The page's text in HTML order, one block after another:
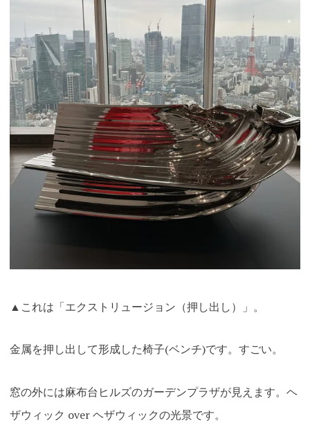
▲これは「エクストリュージョン（押し出し）」。
金属を押し出して形成した椅子(ベンチ)です。すごい。
窓の外には麻布台ヒルズのガーデンプラザが見えます。ヘ
ザウィック over ヘザウィックの光景です。